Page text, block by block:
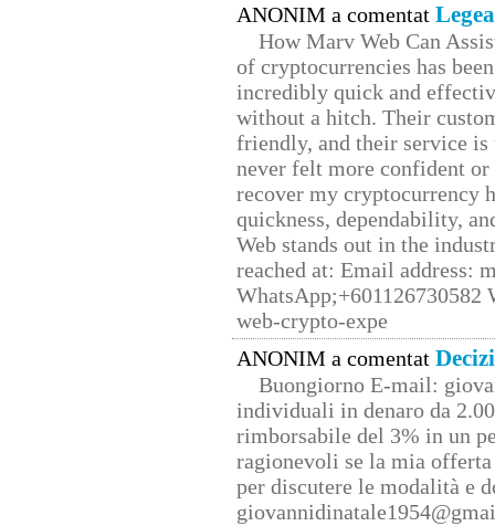
ANONIM a comentat
How Marv Web Can
of cryptocurrencies has
incredibly quick and
without a hitch. Their
friendly, and their service
never felt more confident
recover my cryptocurrency
quickness, dependability,
Web stands out in the
reached at: Email address:
web-crypto-expe
ANONIM a comentat
Buongiorno E-mail:
individuali in denaro da
rimborsabile del 3% in un
ragionevoli se la mia
per discutere le modalità e